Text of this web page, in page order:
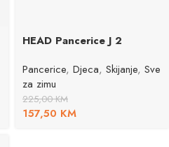
HEAD Pancerice J 2
Pancerice, Djeca, Skijanje, Sve
za zimu
225,00KM
157,50 KM